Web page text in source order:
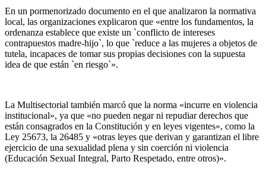
En un pormenorizado documento en el que analizaron la normativa
local, las organizaciones explicaron que «entre los fundamentos, la
ordenanza establece que existe un `conflicto de intereses
contrapuestos madre-hijo`, lo que `reduce a las mujeres a objetos de
tutela, incapaces de tomar sus propias decisiones con la supuesta
idea de que están `en riesgo`».
La Multisectorial también marcó que la norma «incurre en violencia
institucional», ya que «no pueden negar ni repudiar derechos que
están consagrados en la Constitución y en leyes vigentes», como la
Ley 25673, la 26485 y «otras leyes que derivan y garantizan el libre
ejercicio de una sexualidad plena y sin coerción ni violencia
(Educación Sexual Integral, Parto Respetado, entre otros)».